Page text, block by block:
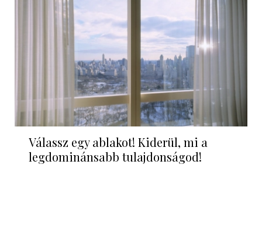
Válassz egy ablakot! Kiderül, mi a
legdominánsabb tulajdonságod!